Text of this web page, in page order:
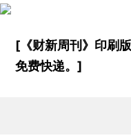
[《财新周刊》印刷版
免费快递。]